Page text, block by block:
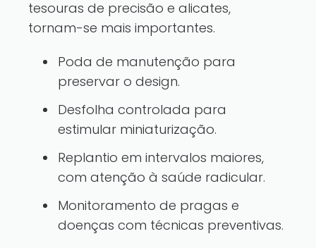
tesouras de precisão e alicates,
tornam-se mais importantes.
Poda de manutenção para
preservar o design.
Desfolha controlada para
estimular miniaturização.
Replantio em intervalos maiores,
com atenção à saúde radicular.
Monitoramento de pragas e
doenças com técnicas preventivas.